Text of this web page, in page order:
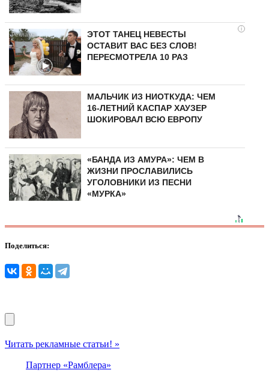
i
ЭТОТ ТАНЕЦ НЕВЕСТЫ
ОСТАВИТ ВАС БЕЗ СЛОВ!
ПЕРЕСМОТРЕЛА 10 РАЗ
МАЛЬЧИК ИЗ НИОТКУДА: ЧЕМ
16-ЛЕТНИЙ КАСПАР ХАУЗЕР
ШОКИРОВАЛ ВСЮ ЕВРОПУ
«БАНДА ИЗ АМУРА»: ЧЕМ В
ЖИЗНИ ПРОСЛАВИЛИСЬ
УГОЛОВНИКИ ИЗ ПЕСНИ
«МУРКА»
Поделиться:
Читать рекламные статьи! »
Партнер «Рамблера»